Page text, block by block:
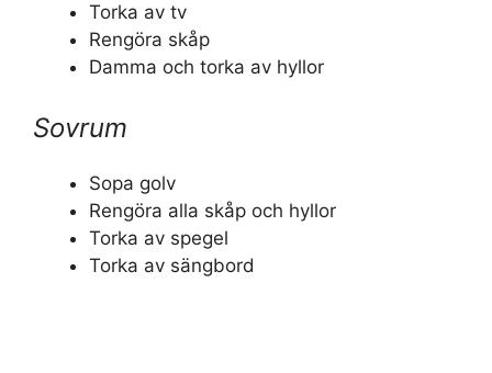
Torka av tv
Rengöra skåp
Damma och torka av hyllor
Sovrum
Sopa golv
Rengöra alla skåp och hyllor
Torka av spegel
Torka av sängbord